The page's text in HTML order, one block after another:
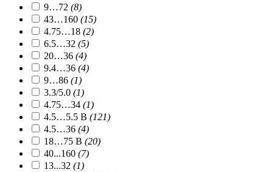
9…72 (8)
43…160 (15)
4.75…18 (2)
6.5…32 (5)
20…36 (4)
9.4…36 (4)
9…86 (1)
3.3/5.0 (1)
4.75…34 (1)
4.5…5.5 В (121)
4.5…36 (4)
18…75 В (20)
40...160 (7)
13...32 (1)